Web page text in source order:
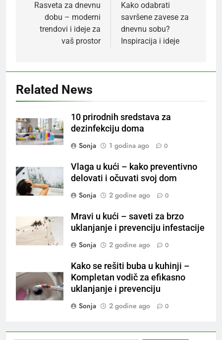
članka
Rasveta za dnevnu
dobu – moderni
trendovi i ideje za
vaš prostor
Kako odabrati
savršene zavese za
dnevnu sobu?
Inspiracija i ideje
Related News
10 prirodnih sredstava za
dezinfekciju doma
Sonja
1 godina ago 0
Vlaga u kući – kako preventivno
delovati i očuvati svoj dom
Sonja
2 godine ago 0
Mravi u kući – saveti za brzo
uklanjanje i prevenciju infestacije
Sonja
2 godine ago 0
Kako se rešiti buba u kuhinji –
Kompletan vodič za efikasno
uklanjanje i prevenciju
Sonja
2 godine ago 0